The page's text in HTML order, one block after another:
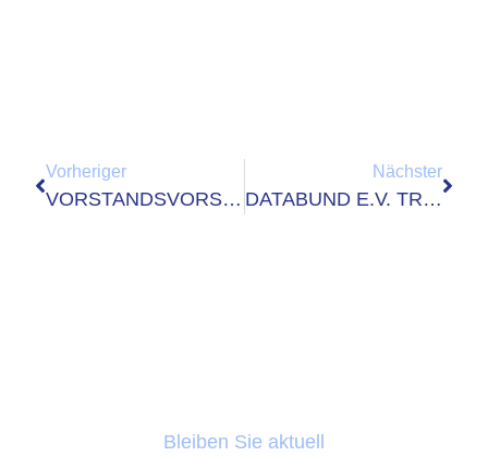
Vorheriger
VORSTANDSVORSITZENDER BESUCHT PDV GMBH
Nächster
DATABUND E.V. TRIFFT GOVDIGITAL E.G.
Bleiben Sie aktuell